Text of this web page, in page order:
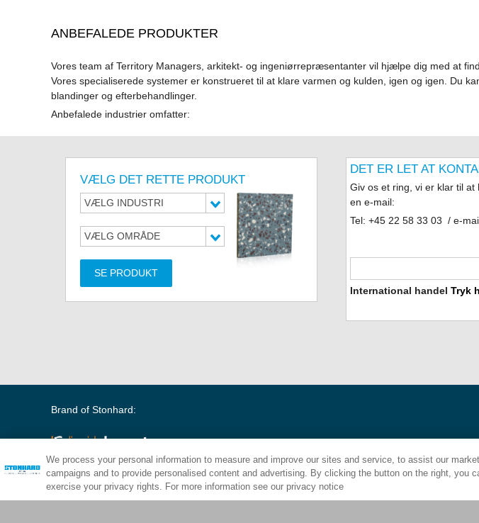
ANBEFALEDE PRODUKTER
Vores team af Territory Managers, arkitekt- og ingeniørrepræsentanter vil hjælpe dig med at
Vores specialiserede systemer er konstrueret til at klare varmen og kulden, igen og igen. Du
blandinger og efterbehandlinger.
Anbefalede industrier omfatter:
VÆLG DET RETTE PRODUKT
VÆLG INDUSTRI
VÆLG OMRÅDE
SE PRODUKT
DET ER LET AT
Giv os et ring, vi er klar til
en e-mail:
Tel: +45 22 58 33 03 / e-
International handel Tryk
Brand of Stonhard:
We process your personal information to measure and improve our sites and service, to assist our
campaigns and to provide personalised content and advertising. By clicking the button on the right, you
exercise your privacy rights. For more information see our privacy notice